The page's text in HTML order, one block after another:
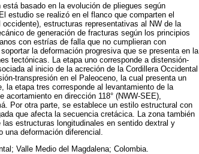
basado en la evolución de pliegues según
estudio se realizó en el flanco que comparten el
estructuras representativas al NW de la
de generación de fracturas según los principios
con estrías de falla que no cumplieran con
la deformación progresiva que se presenta en la
tectónicas. La etapa uno corresponde a distensión-
al inicio de la acreción de la Cordillera Occidental
transpresión en el Paleoceno, la cual presenta un
la etapa tres corresponde al levantamiento de la
en dirección 118° (NWW-SEE),
Por otra parte, se establece un estilo estructural con
que afecta la secuencia cretácica. La zona también
estructuras longitudinales en sentido dextral y
deformación diferencial.
Valle Medio del Magdalena; Colombia.